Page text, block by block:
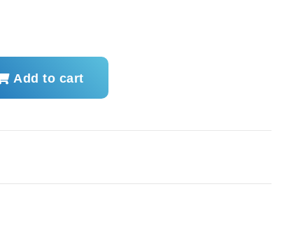
Add to cart